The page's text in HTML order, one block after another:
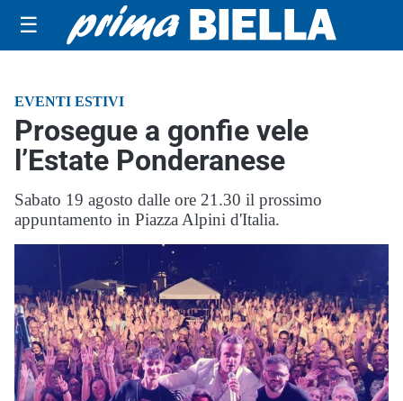
☰
EVENTI ESTIVI
Prosegue a gonfie vele
l’Estate Ponderanese
Sabato 19 agosto dalle ore 21.30 il prossimo
appuntamento in Piazza Alpini d'Italia.